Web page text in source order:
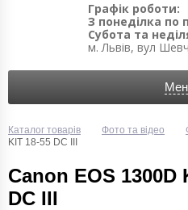
Графік роботи:
З понеділка по
Субота та
м. Львів, вул
Каталог товарів Фото та відео
KIT 18-55 DC III
Canon EOS 1300D
DC III